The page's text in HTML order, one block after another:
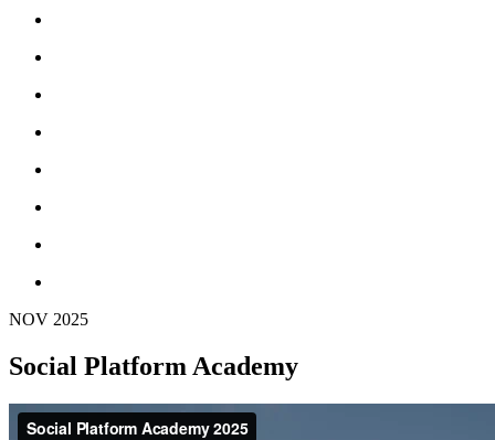
NOV 2025
Social Platform Academy